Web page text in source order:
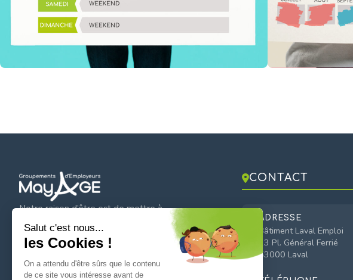
Notre raison d’être est de mettre à
disposition des organisations de toute taille
et de tout secteur en Mayenne, pour le
temps nécessaire et dans la durée, l’expert
du métier recherché.
CONTACT
ADRESSE
Bâtiment Laval Emploi
23 Pl. Général Ferrié
53000 Laval